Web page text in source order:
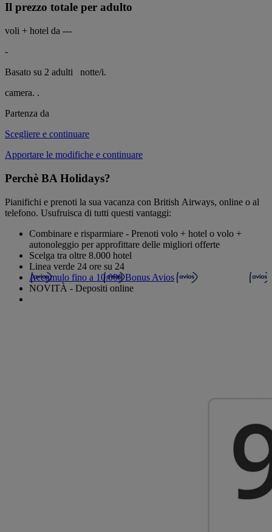
Il prezzo totale per adulto
voli + hotel da ---
-
Basato su 2 adulti
notte/i.
camera. .
Partenza da
Scegliere e continuare
Apportare le modifiche e continuare
Perchè BA Holidays?
Pianifichi e prenoti la sua vacanza con British Airways, online o al
telefono. Usufruisca di tutti questi vantaggi:
Combinare e risparmiare - Prenoti volo + hotel o volo +
autonoleggio per approfittare delle migliori offerte
Scelga tra oltre 8.000 hotel
Linea verde 24 ore su 24
Accumulo fino a 10.000 Bonus Avios
NOVITÀ - Depositi online